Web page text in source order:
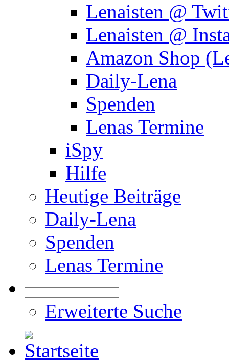
Lenaisten @
Lenaisten @
Amazon Shop
Daily-Lena
Spenden
Lenas Termine
iSpy
Hilfe
Heutige Beiträge
Daily-Lena
Spenden
Lenas Termine
Erweiterte Suche